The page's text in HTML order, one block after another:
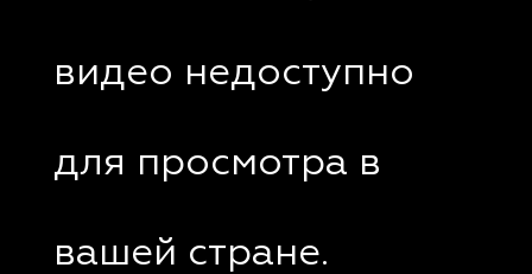
видео недоступно
для просмотра в
вашей стране.